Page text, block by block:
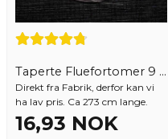
Taperte Fluefortomer 9 ft
Direkt fra Fabrik, derfor kan vi
ha lav pris. Ca 273 cm lange.
16,93 NOK
har ettersøkt!
0,10 mm=8,6 kg, 0,12